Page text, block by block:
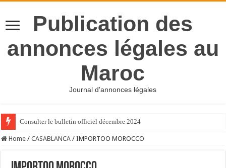
Publication des
annonces légales au
Maroc
Journal d'annonces légales
Consulter le bulletin officiel décembre 2024
Home / CASABLANCA / IMPORTOO MOROCCO